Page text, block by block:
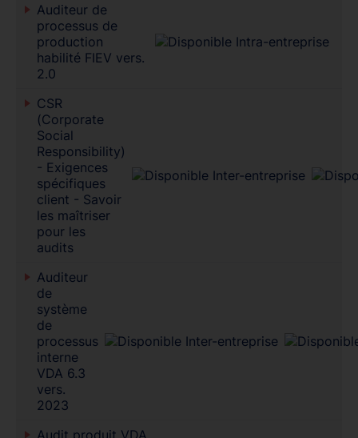
Auditeur de
processus de
production
habilité FIEV vers.
2.0
CSR
(Corporate
Social
Responsibility)
- Exigences
spécifiques
client - Savoir
les maîtriser
pour les
audits
Auditeur
de
système
de
processus
interne
VDA 6.3
vers.
2023
Audit produit VDA